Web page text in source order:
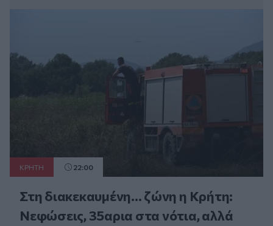
ΚΡΗΤΗ 22:00
Στη διακεκαυμένη... ζώνη η Κρήτη:
Νεφώσεις, 35αρια στα νότια, αλλά